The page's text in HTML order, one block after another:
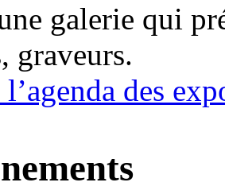
galerie qui
graveurs.
des